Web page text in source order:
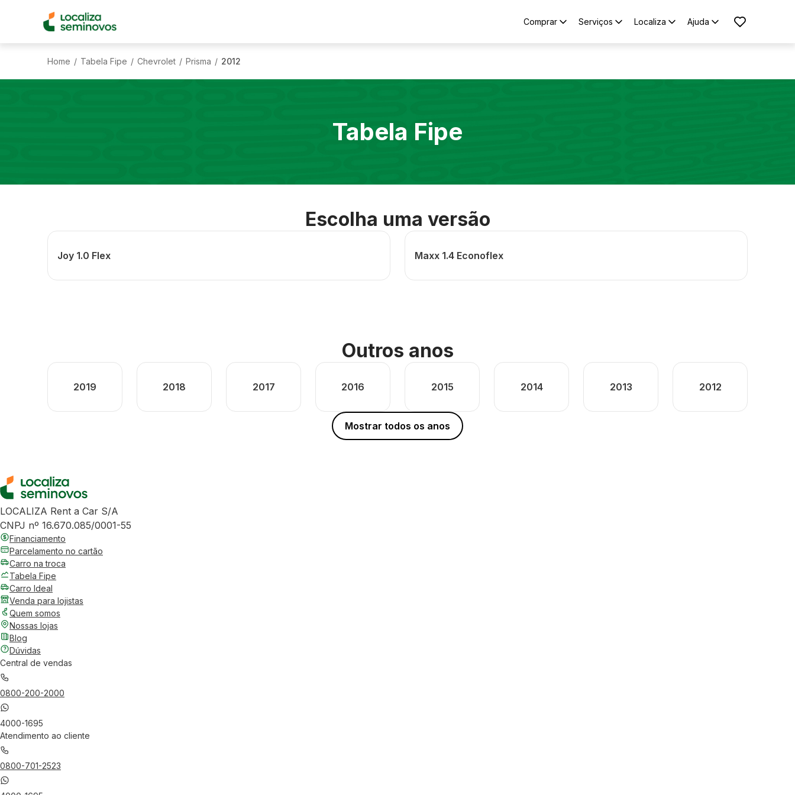
Comprar Serviços Localiza Ajuda
Home / Tabela Fipe / Chevrolet / Prisma / 2012
Tabela Fipe
Escolha uma versão
Joy 1.0 Flex Maxx 1.4 Econoflex
Outros anos
2019 2018 2017 2016 2015 2014 2013 2012
Mostrar todos os anos
LOCALIZA Rent a Car S/A
CNPJ nº 16.670.085/0001-55
Financiamento
Parcelamento no cartão
Carro na troca
Tabela Fipe
Carro Ideal
Venda para lojistas
Quem somos
Nossas lojas
Blog
Dúvidas
Central de vendas
0800-200-2000
4000-1695
Atendimento ao cliente
0800-701-2523